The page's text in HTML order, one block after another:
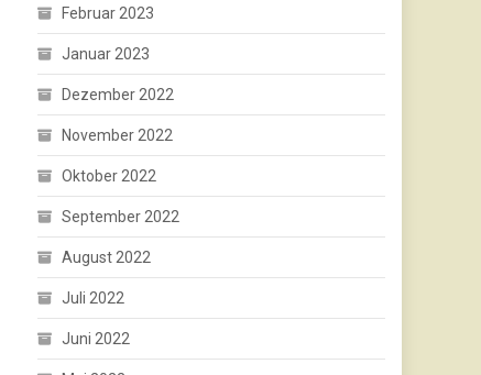
Februar 2023
Januar 2023
Dezember 2022
November 2022
Oktober 2022
September 2022
August 2022
Juli 2022
Juni 2022